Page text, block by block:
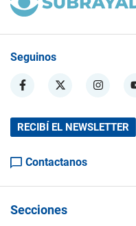
Seguinos
RECIBÍ EL NEWSLETTER
Contactanos
Secciones